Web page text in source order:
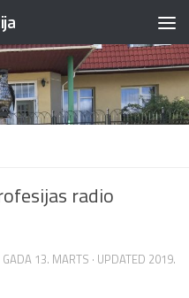
radio
13. MARTS · UPDATED 2019.